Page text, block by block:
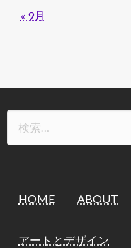
« 9月
HOME ABOUT
アートとデザイン